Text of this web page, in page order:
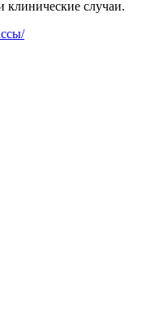
клинические случаи.